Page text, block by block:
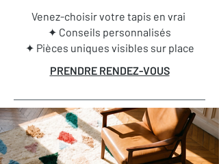
Venez-choisir votre tapis en vrai
✦ Conseils personnalisés
✦ Pièces uniques visibles sur place
PRENDRE RENDEZ-VOUS